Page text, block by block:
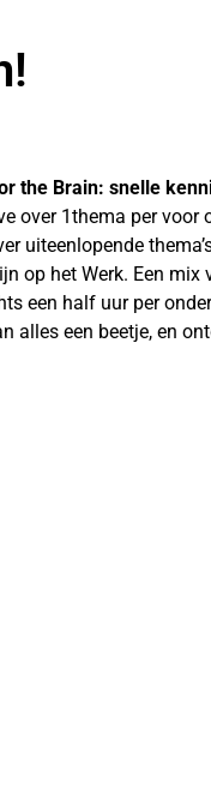
the Brain: snelle
over 1thema per
uiteenlopende
op het Werk. Een
een half uur per
alles een beetje, en